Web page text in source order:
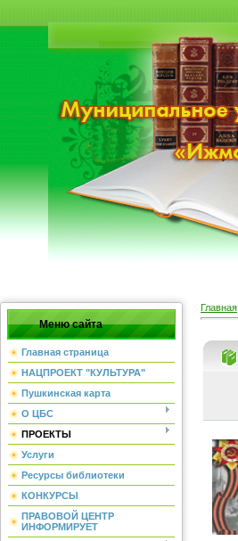
Меню сайта
Главная страница
НАЦПРОЕКТ "КУЛЬТУРА"
Пушкинская карта
О ЦБС
ПРОЕКТЫ
Услуги
Ресурсы библиотеки
КОНКУРСЫ
ПРАВОВОЙ ЦЕНТР
ИНФОРМИРУЕТ
Главная